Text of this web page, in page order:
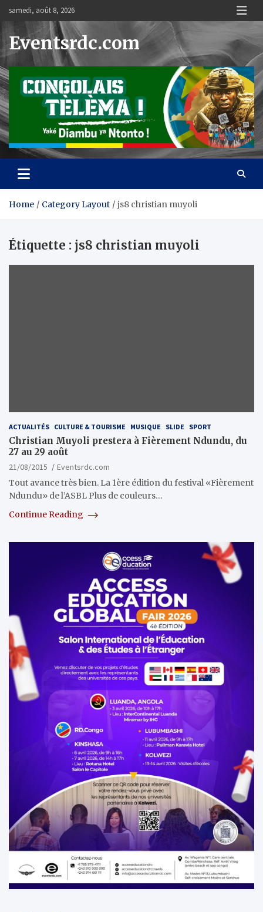
content
samedi, août 8, 2026
Eventsrdc.com
Home Category Layout js8 christian muyoli
Étiquette : js8 christian muyoli
ACTUALITÉS CULTURE & TOURISME MUSIQUE SLIDE SPORT
Christian Muyoli prestera à Fièrement Ndundu, du
27 au 29 août
21/08/2015
Eventsrdc.com
Tout avance très bien. La 1ère édition du festival «Fièrement
Ndundu» de l’ASBL Plus de couleurs…
Continue Reading